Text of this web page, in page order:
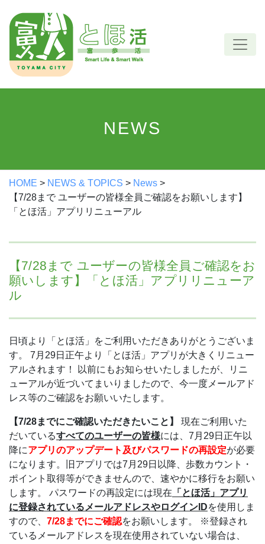
content
NEWS
HOME > NEWS & TOPICS > News >
【7/28まで ユーザーの皆様全員ご確認をお願いします】
「とほ活」アプリリニューアル
【7/28まで ユーザーの皆様全員ご確認をお
願いします】「とほ活」アプリリニューア
ル
日頃より「とほ活」をご利用いただきありがとうございま
す。
7月29日正午より「とほ活」アプリが大きくリニュー
アルされます！
以前にもお知らせいたしましたが、リニ
ューアルが近づいてまいりましたので、今一度メールアド
レス等のご確認をお願いいたします。
【7/28までにご確認いただきたいこと】
現在ご利用いた
だいているすべてのユーザーの皆様には、7月29日正午以
降にアプリのアップデート及びパスワードの再設定が必要
になります。旧アプリでは7月29日以降、歩数カウント・
ポイント取得等ができませんので、速やかに移行をお願い
します。
パスワードの再設定には現在 「とほ活」アプリ
に登録されているメールアドレスやログインIDを使用しま
すので、 7/28までにご確認をお願いします。
※登録され
ているメールアドレスを現在使用されていない場合は、